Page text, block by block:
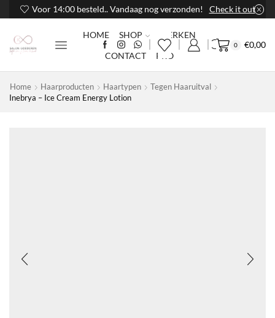
Voor 14:00 besteld.. Vandaag nog verzonden! Check it out
HOME SHOP
MERKEN
CONTACT
PRO
0 €0,00
Home Haarproducten Haartypen
Tegen Haaruitval
Inebrya – Ice Cream Energy Lotion